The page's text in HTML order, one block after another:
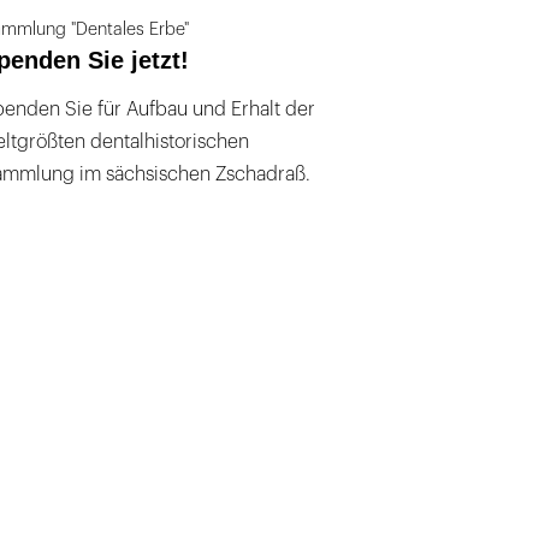
"Dentales Erbe"
Sie jetzt!
Sie für Aufbau und Erhalt der
dentalhistorischen
im sächsischen Zschadraß.